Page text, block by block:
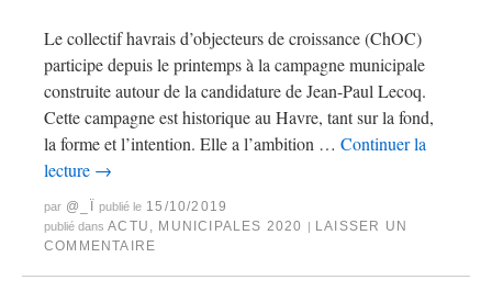
Le collectif havrais d’objecteurs de croissance (ChOC)
participe depuis le printemps à la campagne municipale
construite autour de la candidature de Jean-Paul Lecoq.
Cette campagne est historique au Havre, tant sur la fond,
la forme et l’intention. Elle a l’ambition … Continuer la
lecture →
par @_Ï publié le 15/10/2019
publié dans ACTU MUNICIPALES 2020 | LAISSER UN
COMMENTAIRE